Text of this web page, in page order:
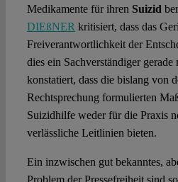
Medikamente für ihren Suizid
DIEßNER kritisiert, dass das
Freiverantwortlichkeit der
dies ein Sachverständiger gerade
konstatiert, dass die bislang von
Rechtsprechung formulierten
Suizidhilfe weder für die Praxis
verlässliche Leitlinien bieten.
Ein inzwischen gut bekanntes,
Problem der Pressefreiheit sind